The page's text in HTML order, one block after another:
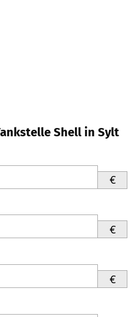
Shell in Sylt
€
€
€